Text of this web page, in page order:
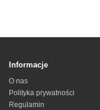
Informacje
O nas
Polityka prywatności
Regulamin